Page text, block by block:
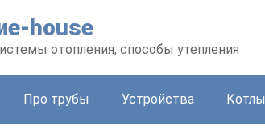
house
отопления, способы утепления
Про трубы Устройства Котлы